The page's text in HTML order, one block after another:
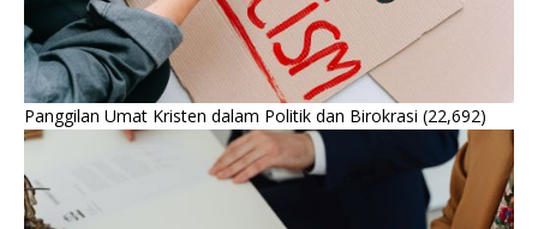
Panggilan Umat Kristen dalam Politik dan Birokrasi (22,692)